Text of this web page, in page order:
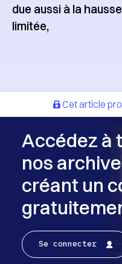
due aussi à la
limitée,
Cet article
Accédez à
nos
créant un
Se connecter